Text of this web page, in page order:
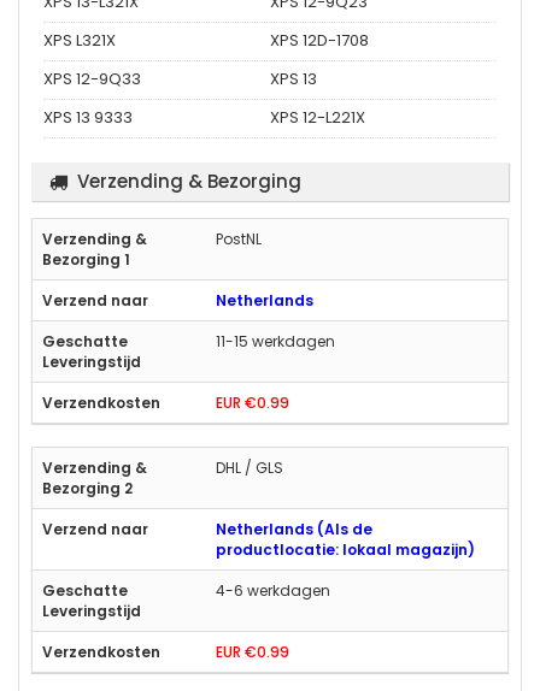
XPS L321X
XPS 12D-1708
XPS 12-9Q33
XPS 13
XPS 13 9333
XPS 12-L221X
Verzending & Bezorging
PostNL
Netherlands
11-15 werkdagen
EUR €0.99
DHL / GLS
Netherlands (Als de
productlocatie: lokaal magazijn)
4-6 werkdagen
EUR €0.99